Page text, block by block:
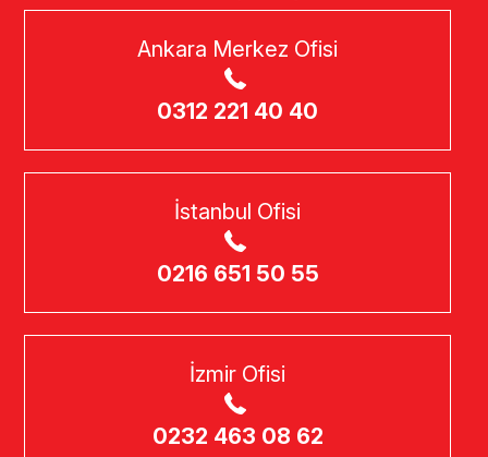
Ankara Merkez Ofisi
0312 221 40 40
İstanbul Ofisi
0216 651 50 55
İzmir Ofisi
0232 463 08 62